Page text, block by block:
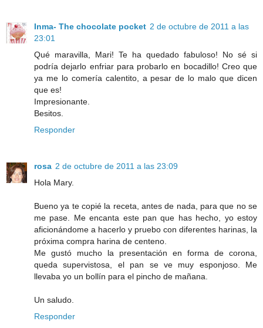
Inma- The chocolate pocket 2 de octubre de 2011 a las
23:01
Qué maravilla, Mari! Te ha quedado fabuloso! No sé si
podría dejarlo enfriar para probarlo en bocadillo! Creo que
ya me lo comería calentito, a pesar de lo malo que dicen
que es!
Impresionante.
Besitos.
Responder
rosa 2 de octubre de 2011 a las 23:09
Hola Mary.
Bueno ya te copié la receta, antes de nada, para que no se
me pase. Me encanta este pan que has hecho, yo estoy
aficionándome a hacerlo y pruebo con diferentes harinas, la
próxima compra harina de centeno.
Me gustó mucho la presentación en forma de corona,
queda supervistosa, el pan se ve muy esponjoso. Me
llevaba yo un bollín para el pincho de mañana.
Un saludo.
Responder